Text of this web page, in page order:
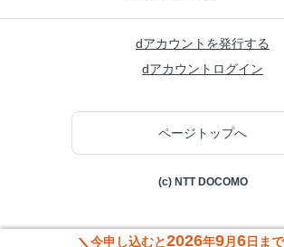
dアカウントを発行する
dアカウントログイン
ページトップへ
(c) NTT DOCOMO
今申し込むと2026年9月 6日ま